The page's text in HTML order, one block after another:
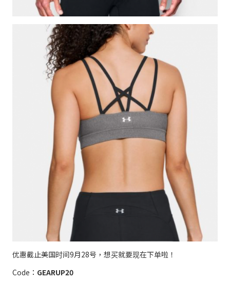
优惠截止美国时间9月28号，想买就要现在下单啦！
Code： GEARUP20